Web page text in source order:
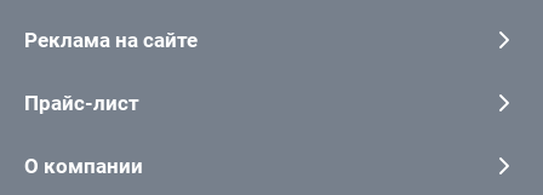
Реклама на сайте
Прайс-лист
О компании